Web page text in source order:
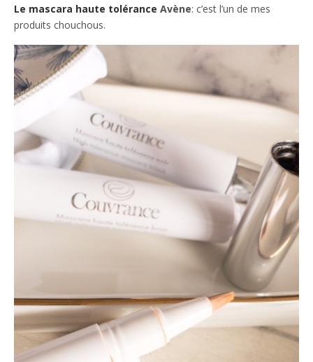
Le mascara haute tolérance Avène: c’est l’un de mes
produits chouchous.